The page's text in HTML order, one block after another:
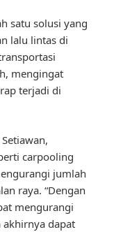
satu solusi yang
lalu lintas di
mengingat
terjadi di
carpooling
jumlah
raya. “Dengan
mengurangi
akhirnya dapat